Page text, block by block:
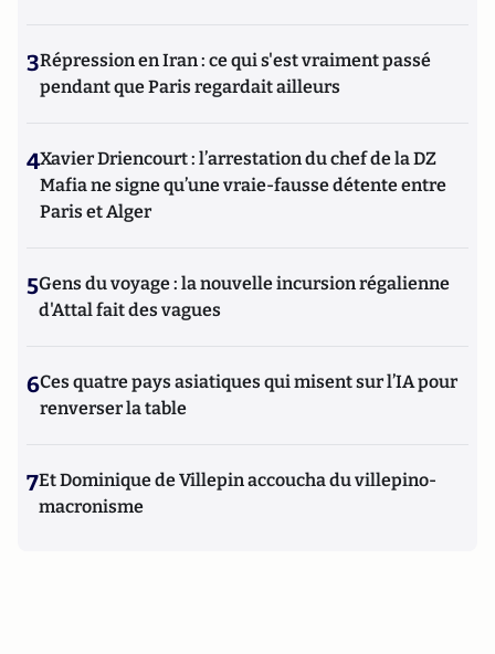
3Répression en Iran : ce qui s'est vraiment passé
pendant que Paris regardait ailleurs
4Xavier Driencourt : l’arrestation du chef de la DZ
Mafia ne signe qu’une vraie-fausse détente entre
Paris et Alger
5Gens du voyage : la nouvelle incursion régalienne
d'Attal fait des vagues
6Ces quatre pays asiatiques qui misent sur l’IA pour
renverser la table
7Et Dominique de Villepin accoucha du villepino-
macronisme